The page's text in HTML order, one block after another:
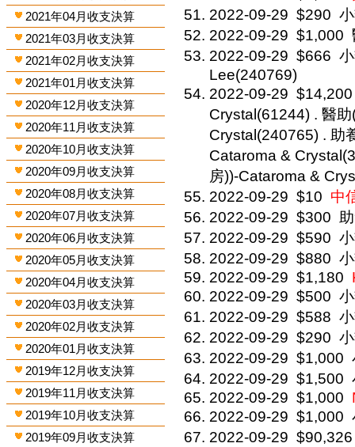
2021年04月收支決算
2021年03月收支決算
2021年02月收支決算
2021年01月收支決算
2020年12月收支決算
2020年11月收支決算
2020年10月收支決算
2020年09月收支決算
2020年08月收支決算
2020年07月收支決算
2020年06月收支決算
2020年05月收支決算
2020年04月收支決算
2020年03月收支決算
2020年02月收支決算
2020年01月收支決算
2019年12月收支決算
2019年11月收支決算
2019年10月收支決算
2019年09月收支決算
2022-09-29 $290
2022-09-29 $1,000
2022-09-29 $666
Lee(240769)
2022-09-29 $14,200
Crystal(61244) . 醫
Crystal(240765) . 助
Cataroma &
房))-Cataroma &
2022-09-29 $10 中
2022-09-29 $300
2022-09-29 $590
2022-09-29 $880
2022-09-29 $1,180
2022-09-29 $500
2022-09-29 $588
2022-09-29 $290
2022-09-29 $1,000
2022-09-29 $1,500
2022-09-29 $1,000
2022-09-29 $1,000
2022-09-29 $90,326